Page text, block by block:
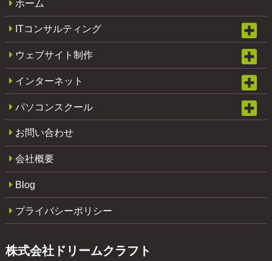
ホーム
ITコンサルティング
ウェブサイト制作
インターネット
パソコンスクール
お問い合わせ
会社概要
Blog
プライバシーポリシー
株式会社ドリームクラフト